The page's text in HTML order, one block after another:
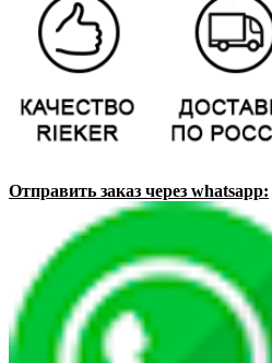
Отправить заказ через whatsapp: